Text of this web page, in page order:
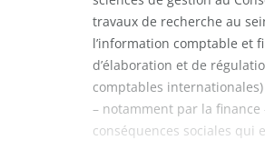
travaux de recherche au
l’information comptable et
d’élaboration et de
comptables
– notamment par la
conséquences sociales qui